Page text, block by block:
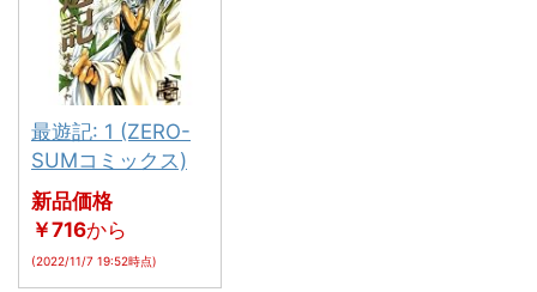
最遊記: 1 (ZERO-
SUMコミックス)
新品価格
￥716から
(2022/11/7 19:52時点)